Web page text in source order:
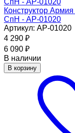
Конструктор
СпН - АР-01020
Артикул: АР-01020
4 290 ₽
6 090 ₽
В наличии
В корзину